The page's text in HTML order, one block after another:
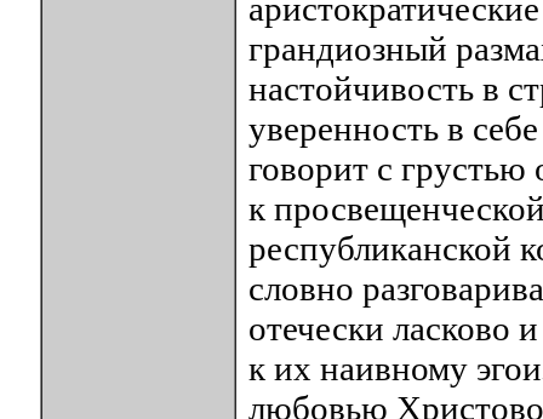
грандиозный
настойчивость в
уверенность в
говорит с
к
республиканской
словно
отечески ласково
к их наивному
любовью